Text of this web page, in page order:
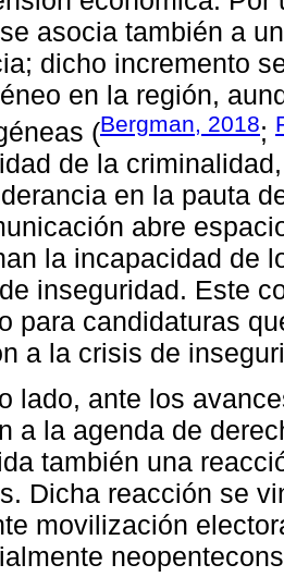
asocia también a
dicho incremento
en la región,
(Bergman, 2018;
de la
en la pauta
abre
la incapacidad de
inseguridad. Este
para candidaturas
a la crisis de
lado, ante los
a la agenda de
también una
Dicha reacción se
movilización